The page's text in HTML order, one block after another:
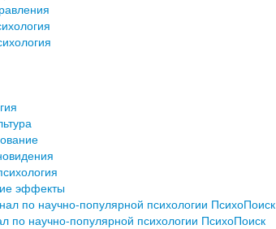
эффекты
по научно-популярной психологии ПсихоПоиск
по научно-популярной психологии ПсихоПоиск